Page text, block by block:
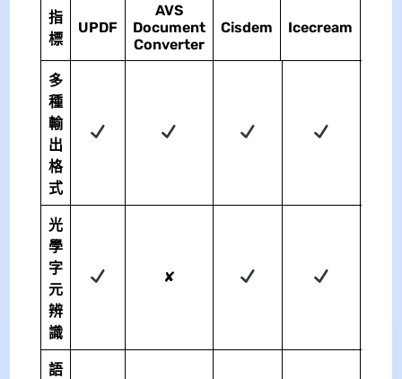
指
標
UPDF
AVS
Document
Converter
Cisdem Icecream
多
種
輸
出
格
式
光
學
字
元
辨
識
✘
語